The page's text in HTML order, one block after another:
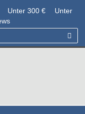
Unter 300 €
Unter